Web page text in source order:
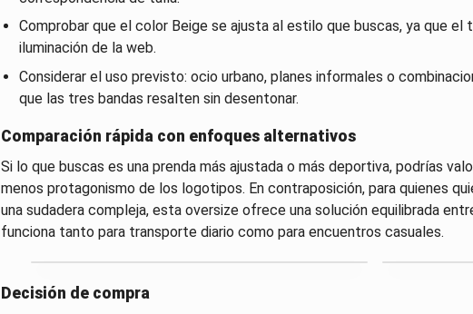
Comprobar que el color Beige se ajusta al estilo que buscas, ya que el
iluminación de la web.
Considerar el uso previsto: ocio urbano, planes informales o
que las tres bandas resalten sin desentonar.
Comparación rápida con enfoques alternativos
Si lo que buscas es una prenda más ajustada o más deportiva, podrías
menos protagonismo de los logotipos. En contraposición, para quienes
una sudadera compleja, esta oversize ofrece una solución equilibrada
funciona tanto para transporte diario como para encuentros casuales.
Decisión de compra